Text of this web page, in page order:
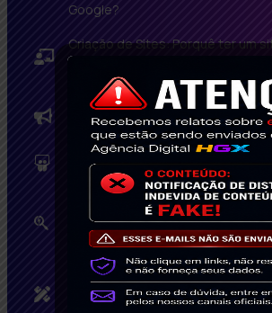
Google?
Criação de Sites: Porquê ter um
Como planejar o marketing de
conteúdo?
Agência Digital HGX - Design
Marketing Digital: Como Contratar
uma Agência de Marketing Digital
Ideal?
Criação de Logomarca e
Visual – Contrate!